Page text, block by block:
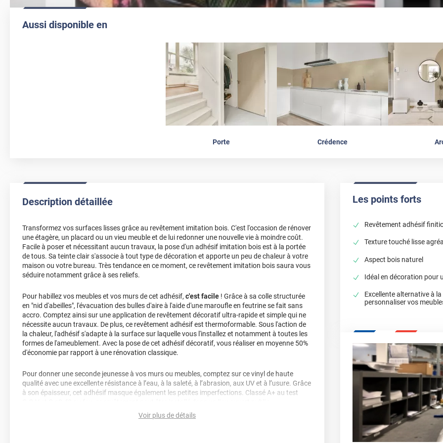
Aussi disponible en
Porte Crédence
Description détaillée
Transformez vos surfaces lisses grâce au revêtement imitation bois. C'est l'occasion de rénover
une étagère, un placard ou un vieu meuble et de lui redonner une nouvelle vie à moindre coût.
Facile à poser et nécessitant aucun travaux, la pose d'un adhésif imitation bois est à la portée
de tous. Sa teinte clair s'associe à tout type de décoration et apporte un peu de chaleur à votre
maison ou votre bureau. Très tendance en ce moment, ce revêtement imitation bois saura vous
séduire notamment grâce à ses reliefs.
Pour habillez vos meubles et vos murs de cet adhésif, c'est facile ! Grâce à sa colle structurée
en "nid d'abeilles", l'évacuation des bulles d'aire à l'aide d'une maroufle en feutrine se fait sans
accro. Comptez ainsi sur une application de revêtement décoratif ultra-rapide et simple qui ne
nécessite aucun travaux. De plus, ce revêtement adhésif est thermoformable. Sous l'action de
la chaleur, l'adhésif s'adapte à la surface sur laquelle vous l'installez et notamment à toutes les
formes de l'ameublement. Avec la pose de cet adhésif décoratif, vous réaliser en moyenne 50%
d'économie par rapport à une rénovation classique.
Pour donner une seconde jeunesse à vos murs ou meubles, comptez sur ce vinyl de haute
qualité avec une excellente résistance à l’eau, à la saleté, à l’abrasion, aux UV et à l’usure. Grâce
à son épaisseur, cet adhésif masque également les petites imperfections. Classé A+ au test
Voir plus de détails
Les points forts
Revêtement adhésif
Texture touché lisse
Aspect bois naturel
Idéal en décoration pour
Excellente alternative à
personnaliser vos